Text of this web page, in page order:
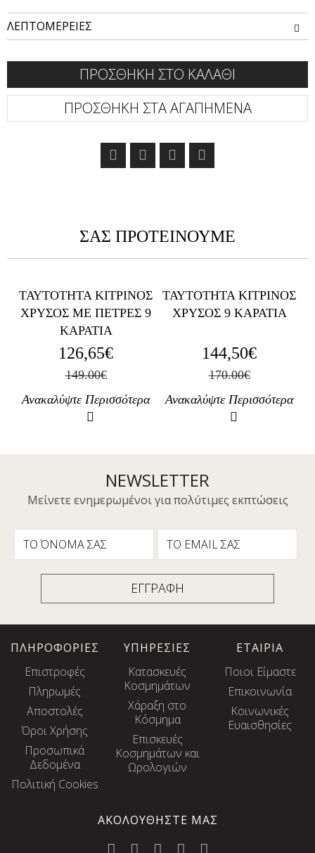
ΛΕΠΤΟΜΕΡΕΙΕΣ
ΠΡΟΣΘΗΚΗ ΣΤΟ ΚΑΛΑΘΙ
ΠΡΟΣΘΗΚΗ ΣΤΑ ΑΓΑΠΗΜΕΝΑ
ΣΑΣ ΠΡΟΤΕΙΝΟΥΜΕ
ΤΑΥΤΟΤΗΤΑ ΚΙΤΡΙΝΟΣ
ΧΡΥΣΟΣ ΜΕ ΠΕΤΡΕΣ 9
ΚΑΡΑΤΙΑ
126,65€
149.00€
Ανακαλύψτε Περισσότερα
ΤΑΥΤΟΤΗΤΑ ΚΙΤΡΙΝΟΣ
ΧΡΥΣΟΣ 9 ΚΑΡΑΤΙΑ
144,50€
170.00€
Ανακαλύψτε Περισσότερα
NEWSLETTER
Mείνετε ενημερωμένοι για πολύτιμες εκπτώσεις
ΠΛΗΡΟΦΟΡΙΕΣ
Επιστροφές
Πληρωμές
Αποστολές
Όροι Χρήσης
Προσωπικά
Δεδομένα
Πολιτική Cookies
ΥΠΗΡΕΣΙΕΣ
Κατασκευές
Κοσμημάτων
Χάραξη στο
Κόσμημα
Eπισκευές
Κοσμημάτων και
Ωρολογιών
ΕΤΑΙΡΙΑ
Ποιοι Είμαστε
Επικοινωνία
Κοινωνικές
Ευαισθησίες
ΑΚΟΛΟΥΘΗΣΤΕ ΜΑΣ